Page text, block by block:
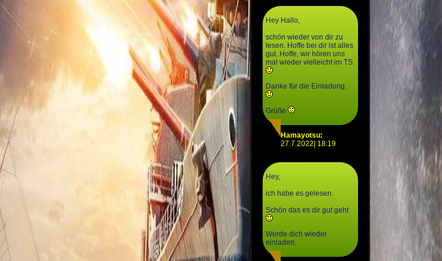
Hey Hallo,
schön wieder von dir zu
lesen. Hoffe bei dir ist alles
gut. Hoffe, wir hören uns
mal wieder vielleicht im TS.
Danke für die Einladung.
Grüße
Hamayotsu:
27.7.2022| 18:19
Hey,
ich habe es gelesen.
Schön das es dir gut geht
Werde dich wieder
einladen.